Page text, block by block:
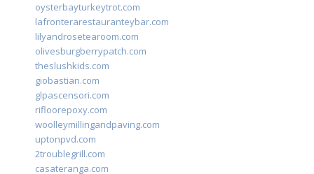
oysterbayturkeytrot.com
lafronterarestauranteybar.com
lilyandrosetearoom.com
olivesburgberrypatch.com
theslushkids.com
giobastian.com
glpascensori.com
rifloorepoxy.com
woolleymillingandpaving.com
uptonpvd.com
2troublegrill.com
casateranga.com